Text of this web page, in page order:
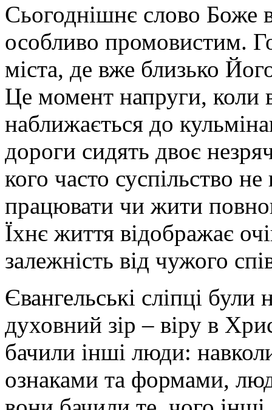
Сьогоднішнє слово Боже
особливо промовистим.
міста, де вже близько
Це момент напруги, коли
наближається до
дороги сидять двоє
кого часто суспільство
працювати чи жити
Їхнє життя відображає
залежність від чужого
Євангельські сліпці
духовний зір – віру в
бачили інші люди:
ознаками та формами,